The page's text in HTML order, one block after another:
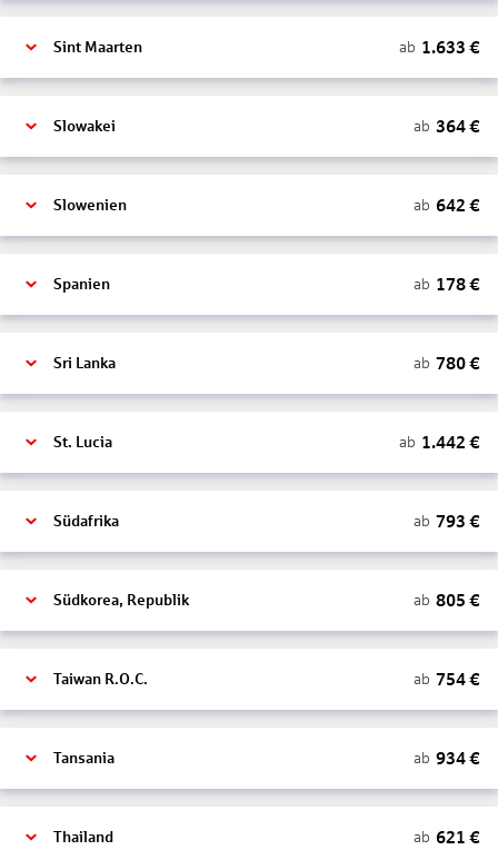
Sint Maarten ab 1.633 €
Slowakei ab 364€
Slowenien ab 642 €
Spanien ab 178€
Sri Lanka ab 780€
St. Lucia ab 1.442 €
Südafrika ab 793 €
Südkorea, Republik ab 805 €
Taiwan R.O.C. ab 754€
Tansania ab 934€
Thailand ab 621 €